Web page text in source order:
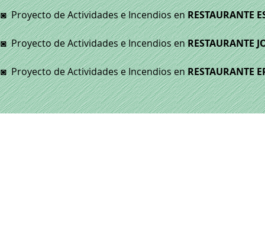
◙ Proyecto de Actividades e Incendios enRESTAURANTE
◙ Proyecto de Actividades e Incendios enRESTAURANTE
◙ Proyecto de Actividades e Incendios enRESTAURANTE